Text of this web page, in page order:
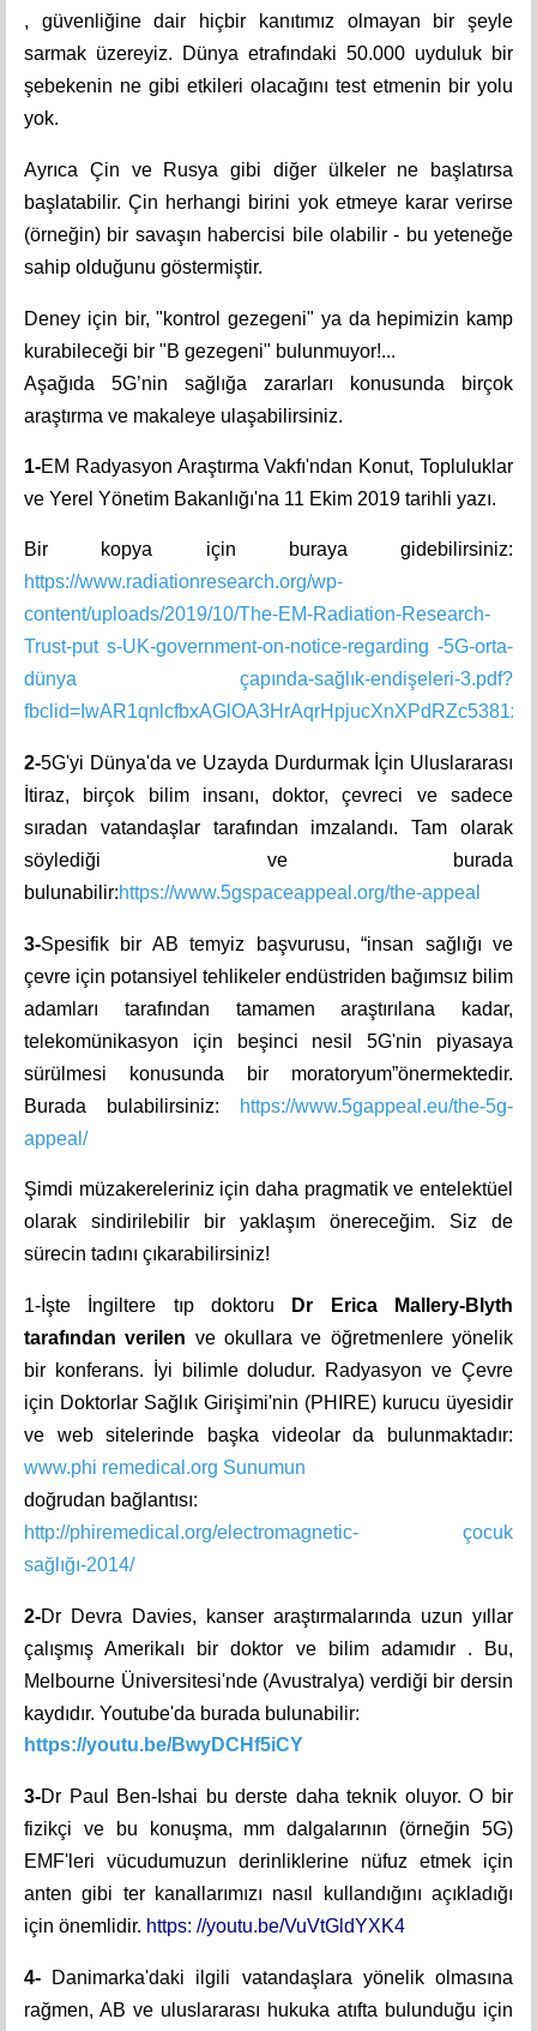
, güvenliğine dair hiçbir kanıtımız olmayan bir şeyle
sarmak üzereyiz. Dünya etrafındaki 50.000 uyduluk bir
şebekenin ne gibi etkileri olacağını test etmenin bir yolu
yok.
Ayrıca Çin ve Rusya gibi diğer ülkeler ne başlatırsa
başlatabilir. Çin herhangi birini yok etmeye karar verirse
(örneğin) bir savaşın habercisi bile olabilir - bu yeteneğe
sahip olduğunu göstermiştir.
Deney için bir, "kontrol gezegeni" ya da hepimizin kamp
kurabileceği bir "B gezegeni" bulunmuyor!...
Aşağıda 5G’nin sağlığa zararları konusunda birçok
araştırma ve makaleye ulaşabilirsiniz.
1-EM Radyasyon Araştırma Vakfı'ndan Konut, Topluluklar
ve Yerel Yönetim Bakanlığı'na 11 Ekim 2019 tarihli yazı.
Bir kopya için buraya gidebilirsiniz:
https://www.radiationresearch.org/wp-
content/uploads/2019/10/The-EM-Radiation-Research-
Trust-put s-UK-government-on-notice-regarding -5G-orta-
dünya çapında-sağlık-endişeleri-3.pdf?
2-5G'yi Dünya'da ve Uzayda Durdurmak İçin Uluslararası
İtiraz, birçok bilim insanı, doktor, çevreci ve sadece
sıradan vatandaşlar tarafından imzalandı. Tam olarak
söylediği ve burada
bulunabilir:https://www.5gspaceappeal.org/the-appeal
3-Spesifik bir AB temyiz başvurusu, “insan sağlığı ve
çevre için potansiyel tehlikeler endüstriden bağımsız bilim
adamları tarafından tamamen araştırılana kadar,
telekomünikasyon için beşinci nesil 5G'nin piyasaya
sürülmesi konusunda bir moratoryum”önermektedir.
Burada bulabilirsiniz:
https://www.5gappeal.eu/the-5g-
appeal/
Şimdi müzakereleriniz için daha pragmatik ve entelektüel
olarak sindirilebilir bir yaklaşım önereceğim. Siz de
sürecin tadını çıkarabilirsiniz!
1-İşte İngiltere tıp doktoru
Dr Erica Mallery-Blyth
tarafından verilen ve okullara ve öğretmenlere yönelik
bir konferans. İyi bilimle doludur. Radyasyon ve Çevre
için Doktorlar Sağlık Girişimi'nin (PHIRE) kurucu üyesidir
ve web sitelerinde başka videolar da bulunmaktadır:
www.phi remedical.org Sunumun
doğrudan bağlantısı:
http://phiremedical.org/electromagnetic- çocuk
sağlığı-2014/
2-Dr Devra Davies, kanser araştırmalarında uzun yıllar
çalışmış Amerikalı bir doktor ve bilim adamıdır . Bu,
Melbourne Üniversitesi'nde (Avustralya) verdiği bir dersin
kaydıdır. Youtube'da burada bulunabilir:
https://youtu.be/BwyDCHf5iCY
3-Dr Paul Ben-Ishai bu derste daha teknik oluyor. O bir
fizikçi ve bu konuşma, mm dalgalarının (örneğin 5G)
EMF'leri vücudumuzun derinliklerine nüfuz etmek için
anten gibi ter kanallarımızı nasıl kullandığını açıkladığı
için önemlidir. https: //youtu.be/VuVtGldYXK4
4-
Danimarka'daki ilgili vatandaşlara yönelik olmasına
rağmen, AB ve uluslararası hukuka atıfta bulunduğu için